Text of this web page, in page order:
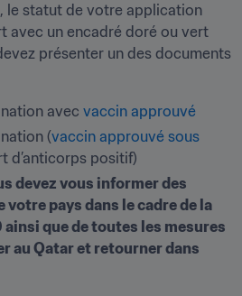
le statut de votre application
avec un encadré doré ou vert
présenter un des documents
avec vaccin approuvé
(vaccin approuvé sous
d’anticorps positif)
devez vous informer des
votre pays dans le cadre de la
ainsi que de toutes les mesures
au Qatar et retourner dans